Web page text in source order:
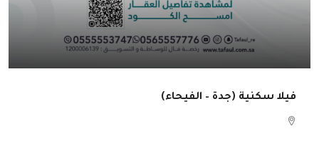
فيلا سكنية (جدة – الفيحاء)